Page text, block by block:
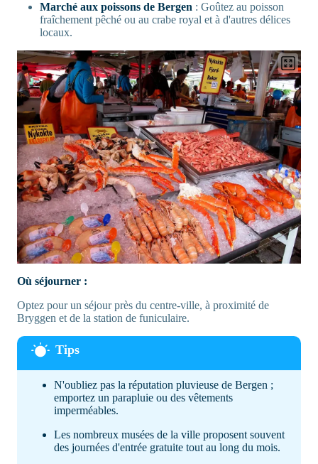
Marché aux poissons de Bergen : Goûtez au poisson
fraîchement pêché ou au crabe royal et à d'autres délices
locaux.
Où séjourner :
Optez pour un séjour près du centre-ville, à proximité de
Bryggen et de la station de funiculaire.
N'oubliez pas la réputation pluvieuse de Bergen ;
emportez un parapluie ou des vêtements
imperméables.
Les nombreux musées de la ville proposent souvent
des journées d'entrée gratuite tout au long du mois.